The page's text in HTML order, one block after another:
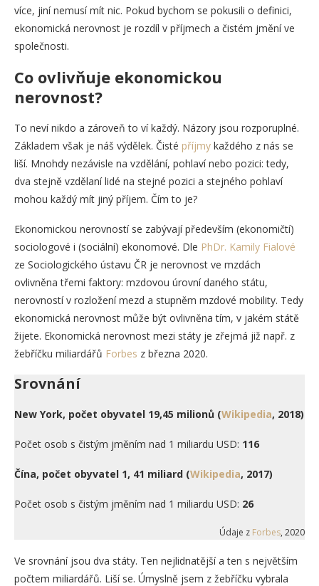
více, jiní nemusí mít nic. Pokud bychom se pokusili o definici,
ekonomická nerovnost je rozdíl v příjmech a čistém jmění ve
společnosti.
Co ovlivňuje ekonomickou
nerovnost?
To neví nikdo a zároveň to ví každý. Názory jsou rozporuplné.
Základem však je náš výdělek. Čisté příjmy každého z nás se
liší. Mnohdy nezávisle na vzdělání, pohlaví nebo pozici: tedy,
dva stejně vzdělaní lidé na stejné pozici a stejného pohlaví
mohou každý mít jiný příjem. Čím to je?
Ekonomickou nerovností se zabývají především (ekonomičtí)
sociologové i (sociální) ekonomové. Dle PhDr. Kamily Fialové
ze Sociologického ústavu ČR je nerovnost ve mzdách
ovlivněna třemi faktory: mzdovou úrovní daného státu,
nerovností v rozložení mezd a stupněm mzdové mobility. Tedy
ekonomická nerovnost může být ovlivněna tím, v jakém státě
žijete. Ekonomická nerovnost mezi státy je zřejmá již např. z
žebříčku miliardářů Forbes z března 2020.
Srovnání
New York, počet obyvatel 19,45 milionů (Wikipedia, 2018)
Počet osob s čistým jměním nad 1 miliardu USD: 116
Čína, počet obyvatel 1, 41 miliard (Wikipedia, 2017)
Počet osob s čistým jměním nad 1 miliardu USD: 26
Údaje z Forbes, 2020
Ve srovnání jsou dva státy. Ten nejlidnatější a ten s největším
počtem miliardářů. Liší se. Úmyslně jsem z žebříčku vybrala